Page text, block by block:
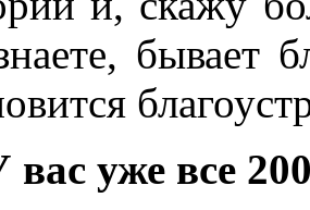
бывает
уже все